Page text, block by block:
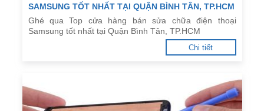
SAMSUNG TỐT NHẤT TẠI QUẬN BÌNH TÂN, TP.HCM
Ghé qua Top cửa hàng bán sửa chữa điện thoại
Samsung tốt nhất tại Quận Bình Tân, TP.HCM
Chi tiết